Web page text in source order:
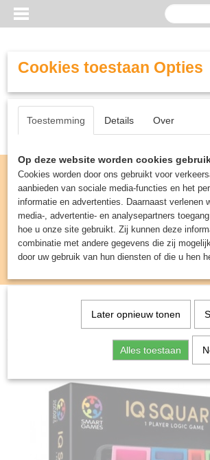
Inloggen Registreren
Spellen & Puzzels> IQ Deluxe
Cookies toestaan Opties
Toestemming Details Over
Op deze website worden cookies
Cookies worden door ons gebruikt voor
aanbieden van sociale media-functies en het
informatie en advertenties. Daarnaast verlenen
media-, advertentie- en analysepartners
hoe u onze site gebruikt. Zij kunnen deze
combinatie met andere gegevens die zij
door uw gebruik van hun diensten of die u hen
Later opnieuw tonen
Alles toestaan